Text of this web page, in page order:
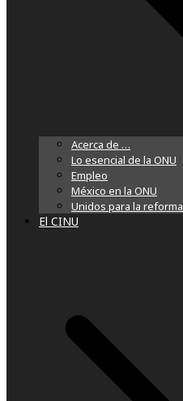
Acerca de …
Lo esencial de la ONU
Empleo
México en la ONU
Unidos para la reforma
El CINU